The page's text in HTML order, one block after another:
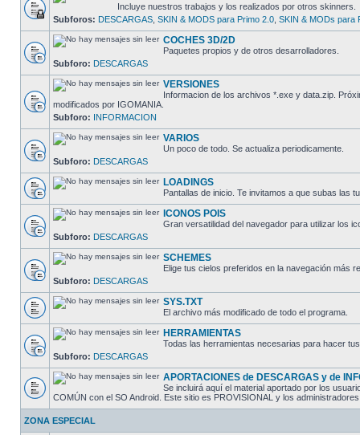
Incluye nuestros trabajos y los realizados por otros skinners.
Subforos: DESCARGAS SKIN & MODS para Primo 2.0 SKIN & MODs para
COCHES 3D/2D
Paquetes propios y de otros desarrolladores.
Subforo: DESCARGAS
VERSIONES
Informacion de los archivos *.exe y data.zip.
modificados por IGOMANIA.
Subforo: INFORMACION
VARIOS
Un poco de todo. Se actualiza periodicamente.
Subforo: DESCARGAS
LOADINGS
Pantallas de inicio. Te invitamos a que subas las
ICONOS POIS
Gran versatilidad del navegador para utilizar los
Subforo: DESCARGAS
SCHEMES
Elige tus cielos preferidos en la navegación más
Subforo: DESCARGAS
SYS.TXT
El archivo más modificado de todo el programa.
HERRAMIENTAS
Todas las herramientas necesarias para hacer
Subforo: DESCARGAS
APORTACIONES de DESCARGAS y de
Se incluirá aquí el material aportado por los
COMÚN con el SO Android. Este sitio es PROVISIONAL y los
ZONA ESPECIAL